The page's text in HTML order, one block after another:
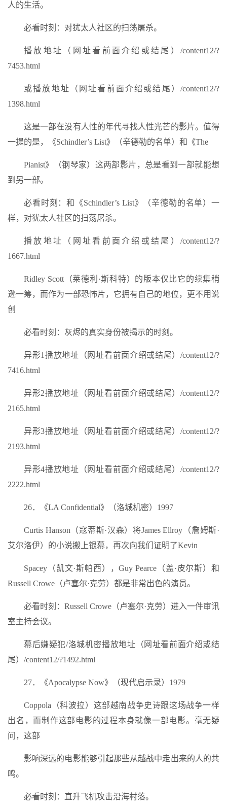
人的生活。
必看时刻：对犹太人社区的扫荡屠杀。
播放地址（网址看前面介绍或结尾）/content12/?
7453.html
或播放地址（网址看前面介绍或结尾）/content12/?
1398.html
这是一部在没有人性的年代寻找人性光芒的影片。值得
一提的是，《Schindler’s List》（辛德勒的名单）和《The
Pianist》（钢琴家）这两部影片，总是看到一部就能想
到另一部。
必看时刻：和《Schindler’s List》（辛德勒的名单）一
样，对犹太人社区的扫荡屠杀。
播放地址（网址看前面介绍或结尾）/content12/?
1667.html
Ridley Scott（莱德利·斯科特）的版本仅比它的续集稍
逊一筹，而作为一部恐怖片，它拥有自己的地位，更不用说
创
必看时刻：灰烬的真实身份被揭示的时刻。
异形1播放地址（网址看前面介绍或结尾）/content12/?
7416.html
异形2播放地址（网址看前面介绍或结尾）/content12/?
2165.html
异形3播放地址（网址看前面介绍或结尾）/content12/?
2193.html
异形4播放地址（网址看前面介绍或结尾）/content12/?
2222.html
26．《LA Confidential》（洛城机密）1997
Curtis Hanson（寇蒂斯·汉森）将James Ellroy（詹姆斯·
艾尔洛伊）的小说搬上银幕，再次向我们证明了Kevin
Spacey（凯文·斯帕西），Guy Pearce（盖·皮尔斯）和
Russell Crowe（卢塞尔·克劳）都是非常出色的演员。
必看时刻：Russell Crowe（卢塞尔·克劳）进入一件审讯
室主持会议。
幕后嫌疑犯/洛城机密播放地址（网址看前面介绍或结
尾）/content12/?1492.html
27．《Apocalypse Now》（现代启示录）1979
Coppola（科波拉）这部越南战争史诗跟这场战争一样
出名，而制作这部电影的过程本身就像一部电影。毫无疑
问，这部
影响深远的电影能够引起那些从越战中走出来的人的共
鸣。
必看时刻：直升飞机攻击沿海村落。